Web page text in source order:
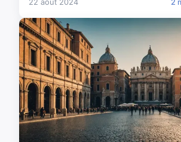
22 août 2024 2